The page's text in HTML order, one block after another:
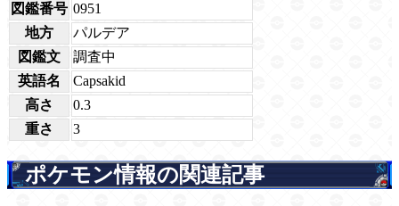
図鑑番号 0951
地方
パルデア
図鑑文
調査中
英語名
Capsakid
高さ
0.3
重さ
3
ポケモン情報の関連記事